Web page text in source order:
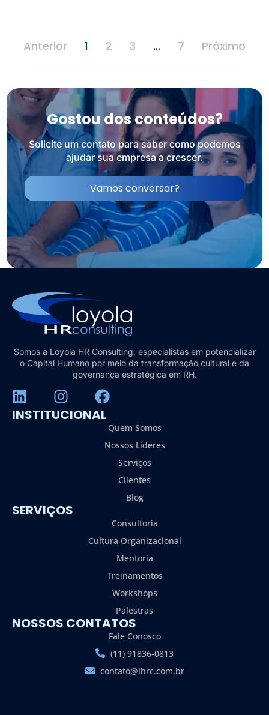
Anterior 1 2 3 … 7 Próximo
Gostou dos conteúdos?
Solicite um contato para saber como podemos
ajudar sua empresa a crescer.
Vamos conversar?
Somos a Loyola HR Consulting, especialistas em potencializar
o Capital Humano por meio da transformação cultural e da
governança estratégica em RH.
INSTITUCIONAL
Quem Somos
Nossos Líderes
Serviços
Clientes
Blog
SERVIÇOS
Consultoria
Cultura Organizacional
Mentoria
Treinamentos
Workshops
Palestras
NOSSOS CONTATOS
Fale Conosco
(11) 91836-0813
contato@lhrc.com.br